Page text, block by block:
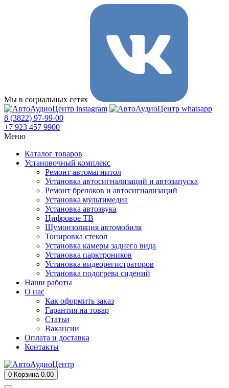
Мы в социальных сетях
8 (3822) 97-99-00
+7 923 457 9900
Меню
Каталог товаров
Установочный комплекс
Ремонт автомагнитол
Установка автосигнализаций и автозапуска
Ремонт брелоков и автосигнализаций
Установка мультимедиа
Установка автозвука
Цифровое ТВ
Шумоизоляция автомобиля
Тонировка стекол
Установка камеры заднего вида
Установка парктроников
Установка видеорегистраторов
Установка подогрева сидений
Наши работы
О нас
Как оформить заказ
Гарантия на товар
Статьи
Вакансии
Оплата и доставка
Контакты
0 Корзина 0.00